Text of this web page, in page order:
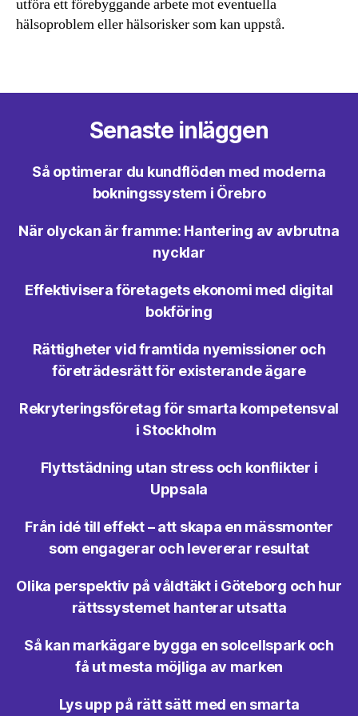
utföra ett förebyggande arbete mot eventuella
hälsoproblem eller hälsorisker som kan uppstå.
Senaste inläggen
Så optimerar du kundflöden med moderna
bokningssystem i Örebro
När olyckan är framme: Hantering av avbrutna
nycklar
Effektivisera företagets ekonomi med digital
bokföring
Rättigheter vid framtida nyemissioner och
företrädesrätt för existerande ägare
Rekryteringsföretag för smarta kompetensval
i Stockholm
Flyttstädning utan stress och konflikter i
Uppsala
Från idé till effekt – att skapa en mässmonter
som engagerar och levererar resultat
Olika perspektiv på våldtäkt i Göteborg och hur
rättssystemet hanterar utsatta
Så kan markägare bygga en solcellspark och
få ut mesta möjliga av marken
Lys upp på rätt sätt med en smarta